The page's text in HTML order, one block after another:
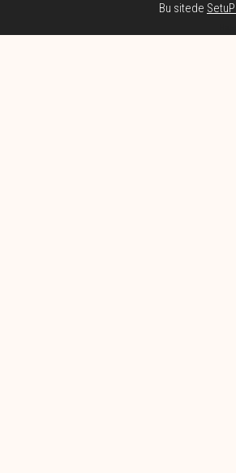
Bu sitede SetuP